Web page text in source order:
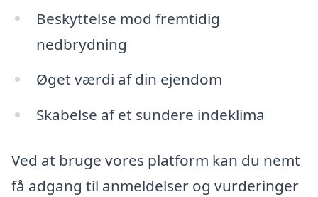
Beskyttelse mod fremtidig
nedbrydning
Øget værdi af din ejendom
Skabelse af et sundere indeklima
Ved at bruge vores platform kan du nemt
få adgang til anmeldelser og vurderinger